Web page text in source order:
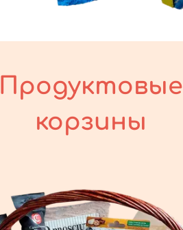
Продуктовые
корзины